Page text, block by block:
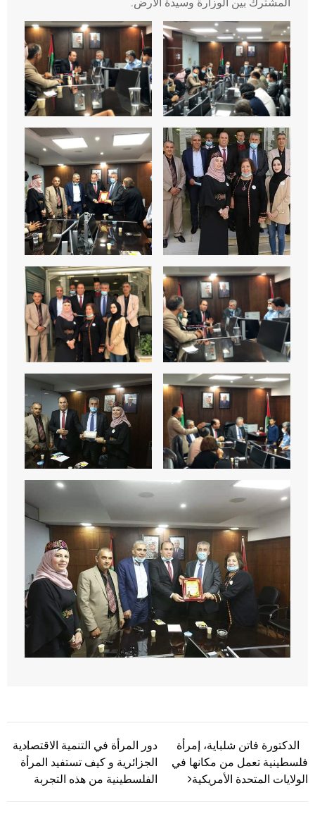
تصفّح المقالات
دور المرأة في التنمية الاقتصادية
الجزائرية و كيف تستفيد المرأة
الفلسطينية من هذه التجربة
الدكتورة فاتن شلباية، إمرأة
فلسطينية تعمل من مكانها في
الولايات المتحدة الأمريكية